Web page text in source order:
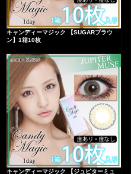
キャンディーマジック 【SUGARブラウ
ン】1箱10枚
キャンディーマジック 【ジュピターミュ